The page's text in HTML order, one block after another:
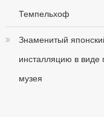
Темпельхоф
Знаменитый
инсталляцию в виде
музея